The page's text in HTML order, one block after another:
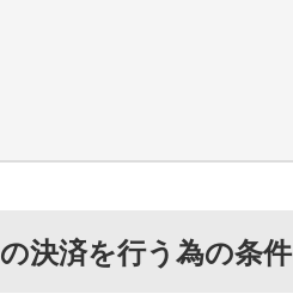
決済を行う為の条件